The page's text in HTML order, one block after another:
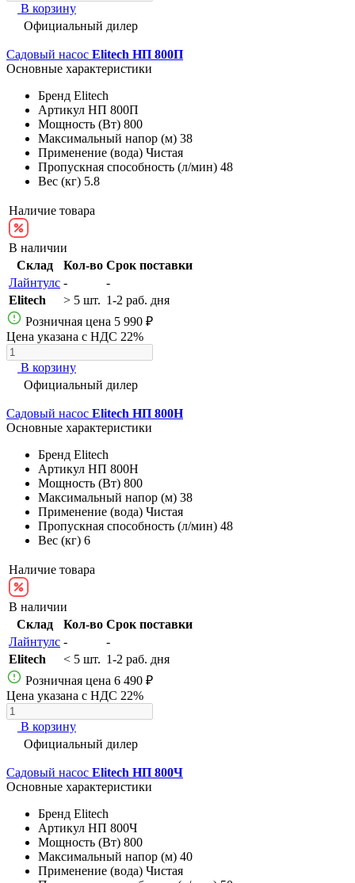
В корзину
Официальный дилер
Садовый насос Elitech НП 800П
Основные характеристики
Бренд Elitech
Артикул НП 800П
Мощность (Вт) 800
Максимальный напор (м) 38
Применение (вода) Чистая
Пропускная способность (л/мин) 48
Вес (кг) 5.8
Наличие товара
В наличии
Склад
Кол-во Срок поставки
Лайнтулс -
-
Elitech
> 5 шт. 1-2 раб. дня
Розничная цена 5 990 ₽
Цена указана с НДС 22%
В корзину
Официальный дилер
Садовый насос Elitech НП 800Н
Основные характеристики
Бренд Elitech
Артикул НП 800Н
Мощность (Вт) 800
Максимальный напор (м) 38
Применение (вода) Чистая
Пропускная способность (л/мин) 48
Вес (кг) 6
Наличие товара
В наличии
Склад
Кол-во Срок поставки
Лайнтулс -
-
Elitech
< 5 шт. 1-2 раб. дня
Розничная цена 6 490 ₽
Цена указана с НДС 22%
В корзину
Официальный дилер
Садовый насос Elitech НП 800Ч
Основные характеристики
Бренд Elitech
Артикул НП 800Ч
Мощность (Вт) 800
Максимальный напор (м) 40
Применение (вода) Чистая